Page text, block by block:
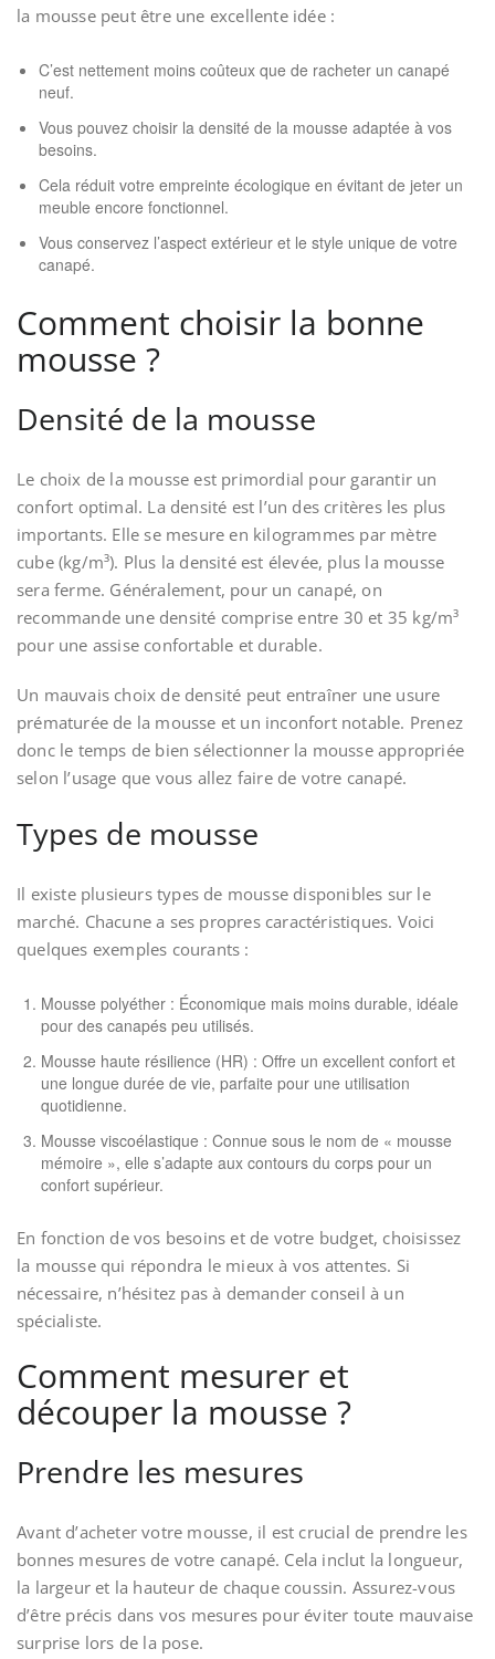
la mousse peut être une excellente idée :
C’est nettement moins coûteux que de racheter un canapé
neuf.
Vous pouvez choisir la densité de la mousse adaptée à vos
besoins.
Cela réduit votre empreinte écologique en évitant de jeter un
meuble encore fonctionnel.
Vous conservez l’aspect extérieur et le style unique de votre
canapé.
Comment choisir la bonne
mousse ?
Densité de la mousse
Le choix de la mousse est primordial pour garantir un
confort optimal. La densité est l’un des critères les plus
importants. Elle se mesure en kilogrammes par mètre
cube (kg/m³). Plus la densité est élevée, plus la mousse
sera ferme. Généralement, pour un canapé, on
recommande une densité comprise entre 30 et 35 kg/m³
pour une assise confortable et durable.
Un mauvais choix de densité peut entraîner une usure
prématurée de la mousse et un inconfort notable. Prenez
donc le temps de bien sélectionner la mousse appropriée
selon l’usage que vous allez faire de votre canapé.
Types de mousse
Il existe plusieurs types de mousse disponibles sur le
marché. Chacune a ses propres caractéristiques. Voici
quelques exemples courants :
Mousse polyéther : Économique mais moins durable, idéale
pour des canapés peu utilisés.
Mousse haute résilience (HR) : Offre un excellent confort et
une longue durée de vie, parfaite pour une utilisation
quotidienne.
Mousse viscoélastique : Connue sous le nom de « mousse
mémoire », elle s’adapte aux contours du corps pour un
confort supérieur.
En fonction de vos besoins et de votre budget, choisissez
la mousse qui répondra le mieux à vos attentes. Si
nécessaire, n’hésitez pas à demander conseil à un
spécialiste.
Comment mesurer et
découper la mousse ?
Prendre les mesures
Avant d’acheter votre mousse, il est crucial de prendre les
bonnes mesures de votre canapé. Cela inclut la longueur,
la largeur et la hauteur de chaque coussin. Assurez-vous
d’être précis dans vos mesures pour éviter toute mauvaise
surprise lors de la pose.